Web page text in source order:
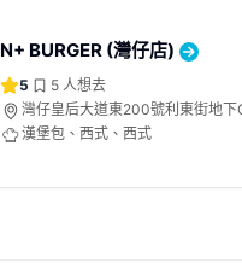
N+ BURGER (灣仔店)
5 5 人想去
灣仔皇后大道東200號利東街地
漢堡包、西式、西式